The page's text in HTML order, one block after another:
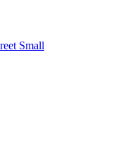
Small